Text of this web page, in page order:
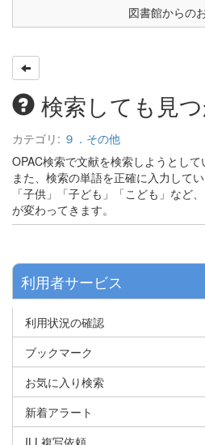
図書館からの
検索しても見つ
カテゴリ: ９．その他
OPAC検索で文献を検索しようとして
また、検索の単語を正確に入力して
「子供」「子ども」「こども」など
が変わってきます。
利用者サービス
利用状況の確認
ブックマーク
お気に入り検索
新着アラート
ILL複写依頼